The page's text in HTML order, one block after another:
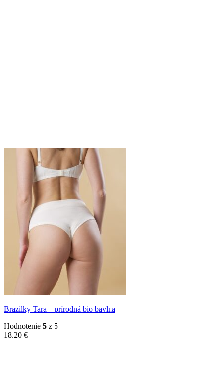
Brazilky Tara – prírodná bio bavlna
Hodnotenie 5 z 5
18.20 €